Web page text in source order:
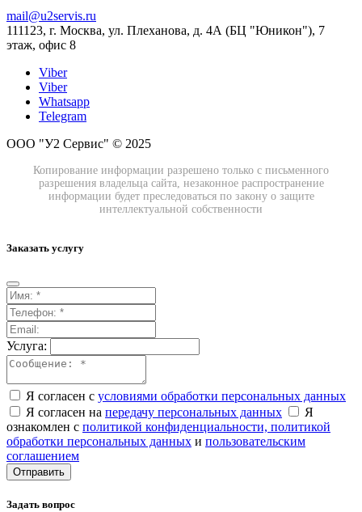
mail@u2servis.ru
111123, г. Москва, ул. Плеханова, д. 4А (БЦ "Юникон"), 7
этаж, офис 8
Viber
Viber
Whatsapp
Telegram
ООО "У2 Сервис" © 2025
Копирование информации разрешено только с письменного
разрешения владельца сайта, незаконное распространение
информации будет преследоваться по закону о защите
интеллектуальной собственности
Заказать услугу
Услуга:
Я согласен с условиями обработки персональных данных
Я согласен на передачу персональных данных
Я
ознакомлен с политикой конфиденциальности, политикой
обработки персональных данных и пользовательским
соглашением
Отправить
Задать вопрос